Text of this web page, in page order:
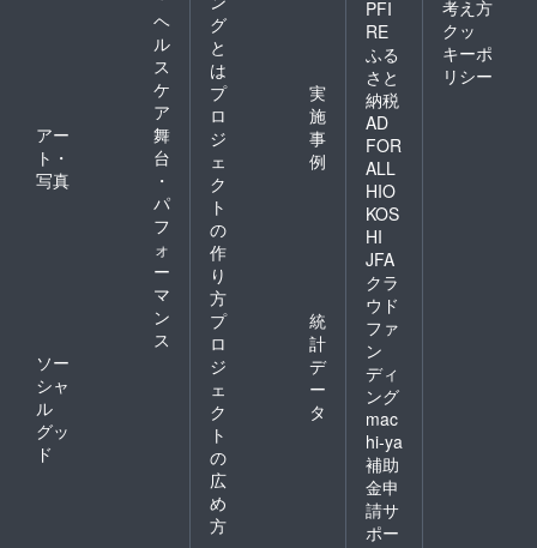
ヘ
ル
ス
ケ
ア
アー
ト・
写真
舞
台
・
パ
フ
ォ
ー
マ
ン
ス
ソー
シャ
ル
グッ
ド
グ
と
は
プ
ロ
ジ
ェ
ク
ト
の
作
り
方
実
施
事
例
プ
ロ
ジ
ェ
ク
ト
の
広
め
方
統
計
デ
ー
タ
PFI
RE
ふる
さと
納税
AD
FOR
ALL
HIO
KOS
HI
JFA
クラ
ウド
ファ
ン
ディ
ング
mac
hi-ya
補助
金申
請サ
ポー
考え方
クッ
キーポ
リシー